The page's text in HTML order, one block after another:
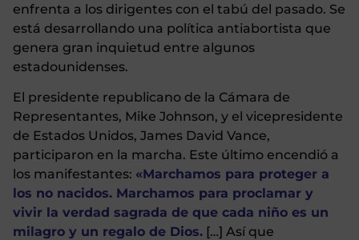
enfrenta a los dirigentes con el tabú del pasado. Se
está desarrollando una política antiabortista que
genera gran inquietud entre algunos
estadounidenses.
El presidente republicano de la Cámara de
Representantes, Mike Johnson, y el vicepresidente
de Estados Unidos, James David Vance,
participaron en la marcha. Este último encendió a
los manifestantes: «Marchamos para proteger a
los no nacidos. Marchamos para proclamar y
vivir la verdad sagrada de que cada niño es un
milagro y un regalo de Dios. […] Así que